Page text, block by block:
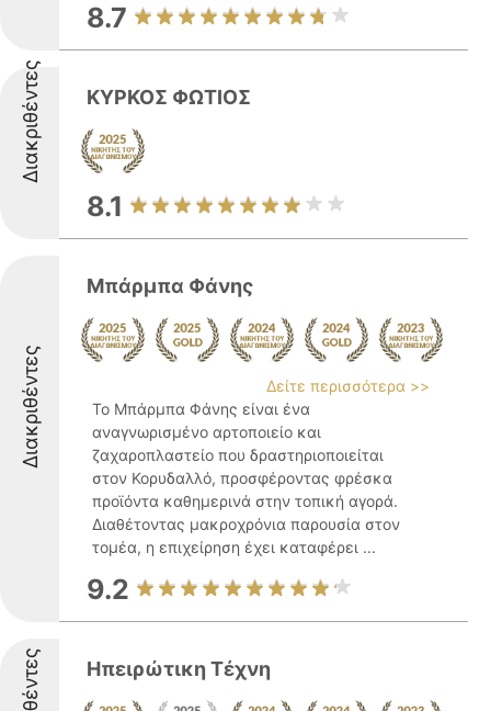
8.7
Διακριθέντες ΚΥΡΚΟΣ ΦΩΤΙΟΣ
8.1
Διακριθέντες
Μπάρμπα Φάνης
Δείτε περισσότερα >>
Το Μπάρμπα Φάνης είναι ένα
αναγνωρισμένο αρτοποιείο και
ζαχαροπλαστείο που δραστηριοποιείται
στον Κορυδαλλό, προσφέροντας φρέσκα
προϊόντα καθημερινά στην τοπική αγορά.
Διαθέτοντας μακροχρόνια παρουσία στον
τομέα, η επιχείρηση έχει καταφέρει ...
9.2
Ηπειρώτικη Τέχνη